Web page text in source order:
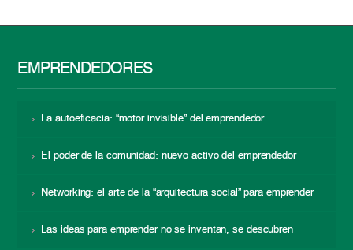
EMPRENDEDORES
La autoeficacia: “motor invisible” del emprendedor
El poder de la comunidad: nuevo activo del emprendedor
Networking: el arte de la “arquitectura social” para emprender
Las ideas para emprender no se inventan, se descubren